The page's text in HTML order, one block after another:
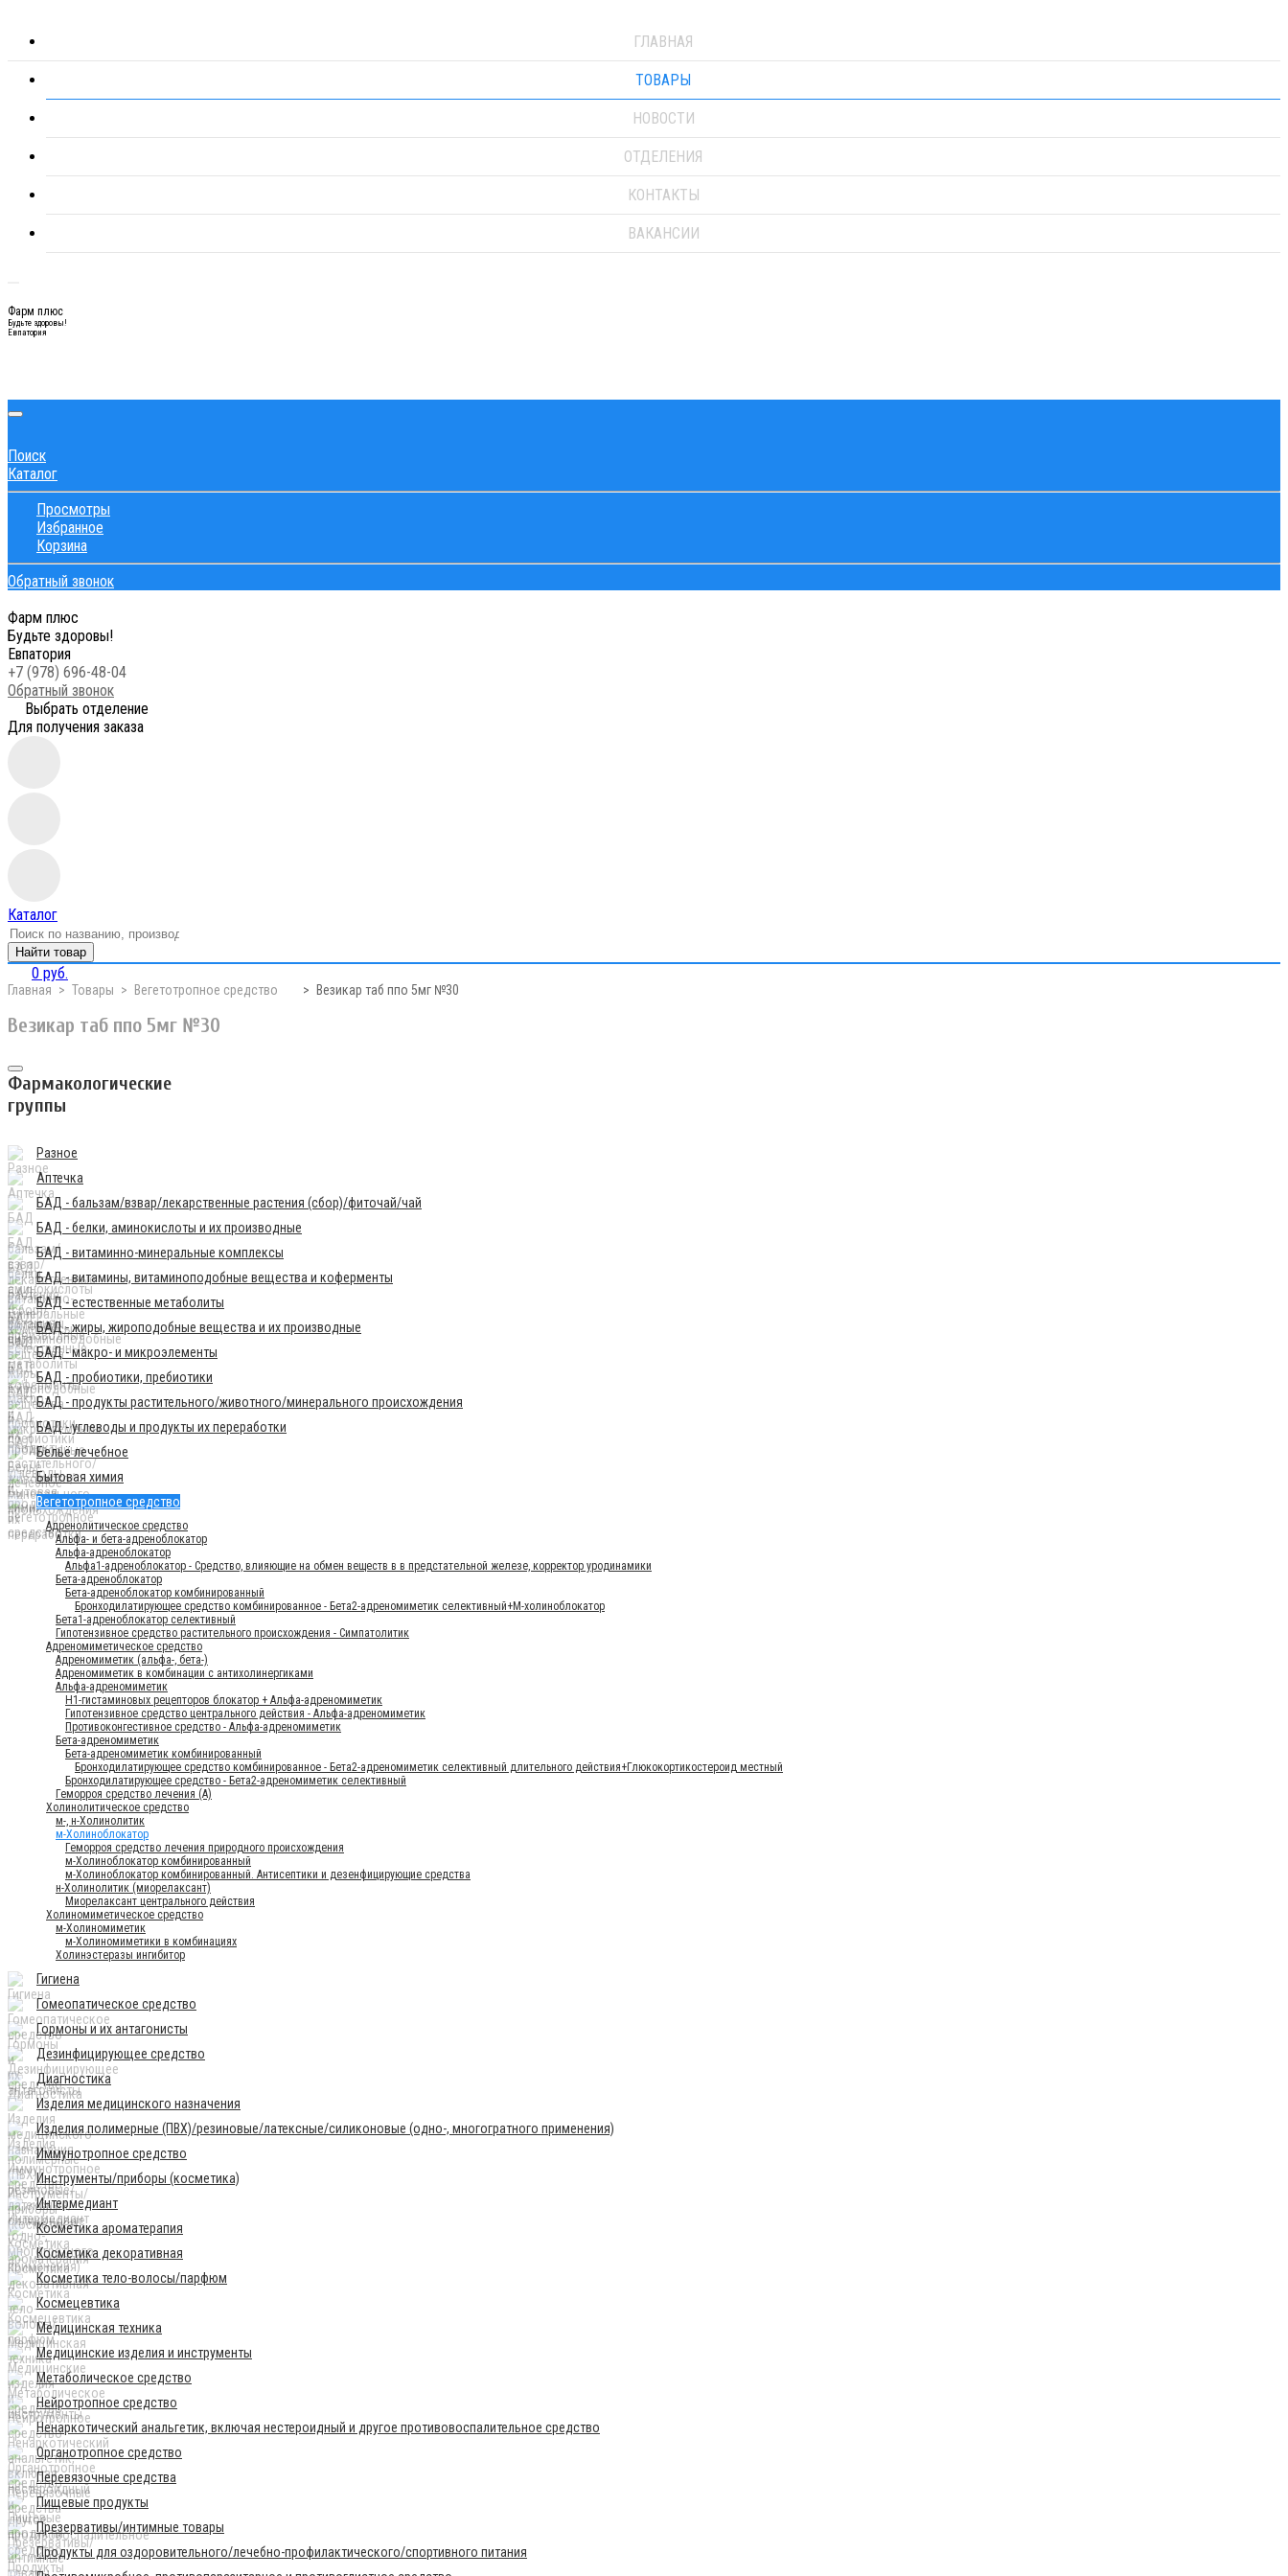
ГЛАВНАЯ
ТОВАРЫ
НОВОСТИ
ОТДЕЛЕНИЯ
КОНТАКТЫ
ВАКАНСИИ
Фарм плюс
Будьте здоровы!
Евпатория
Поиск
Каталог
Просмотры
Избранное
Корзина
Обратный звонок
Фарм плюс
Будьте здоровы!
Евпатория
+7 (978) 696-48-04
Обратный звонок
Выбрать отделение
Для получения заказа
Каталог
Найти товар
0 руб.
Главная Товары Вегетотропное средство Везикар таб ппо 5мг №30
Везикар таб ппо 5мг №30
Фармакологические
группы
Разное
Аптечка
БАД - бальзам/взвар/лекарственные растения (сбор)/фиточай/чай
БАД - белки, аминокислоты и их производные
БАД - витаминно-минеральные комплексы
БАД - витамины, витаминоподобные вещества и коферменты
БАД - естественные метаболиты
БАД - жиры, жироподобные вещества и их производные
БАД - макро- и микроэлементы
БАД - пробиотики, пребиотики
БАД - продукты растительного/животного/минерального происхождения
БАД - углеводы и продукты их переработки
Бельё лечебное
Бытовая химия
Вегетотропное средство
Адренолитическое средство
Альфа- и бета-адреноблокатор
Альфа-адреноблокатор
Альфа1-адреноблокатор - Средство, влияющие на обмен веществ в в предстательной железе, корректор уродинамики
Бета-адреноблокатор
Бета-адреноблокатор комбинированный
Бронходилатирующее средство комбинированное - Бета2-адреномиметик селективный+М-холиноблокатор
Бета1-адреноблокатор селективный
Гипотензивное средство растительного происхождения - Симпатолитик
Адреномиметическое средство
Адреномиметик (альфа-, бета-)
Адреномиметик в комбинации с антихолинергиками
Альфа-адреномиметик
H1-гистаминовых рецепторов блокатор + Альфа-адреномиметик
Гипотензивное средство центрального действия - Альфа-адреномиметик
Противоконгестивное средство - Альфа-адреномиметик
Бета-адреномиметик
Бета-адреномиметик комбинированный
Бронходилатирующее средство комбинированное - Бета2-адреномиметик селективный длительного действия+Глюкокортикостероид местный
Бронходилатирующее средство - Бета2-адреномиметик селективный
Геморроя средство лечения (А)
Холинолитическое средство
м-, н-Холинолитик
м-Холиноблокатор
Геморроя средство лечения природного происхождения
м-Холиноблокатор комбинированный
м-Холиноблокатор комбинированный. Антисептики и дезенфицирующие средства
н-Холинолитик (миорелаксант)
Миорелаксант центрального действия
Холиномиметическое средство
м-Холиномиметик
м-Холиномиметики в комбинациях
Холинэстеразы ингибитор
Гигиена
Гомеопатическое средство
Гормоны и их антагонисты
Дезинфицирующее средство
Диагностика
Изделия медицинского назначения
Изделия полимерные (ПВХ)/резиновые/латексные/силиконовые (одно-, многогратного применения)
Иммунотропное средство
Инструменты/приборы (косметика)
Интермедиант
Косметика ароматерапия
Косметика декоративная
Косметика тело-волосы/парфюм
Космецевтика
Медицинская техника
Медицинские изделия и инструменты
Метаболическое средство
Нейротропное средство
Ненаркотический анальгетик, включая нестероидный и другое противовоспалительное средство
Органотропное средство
Перевязочные средства
Пищевые продукты
Презервативы/интимные товары
Продукты для оздоровительного/лечебно-профилактического/спортивного питания